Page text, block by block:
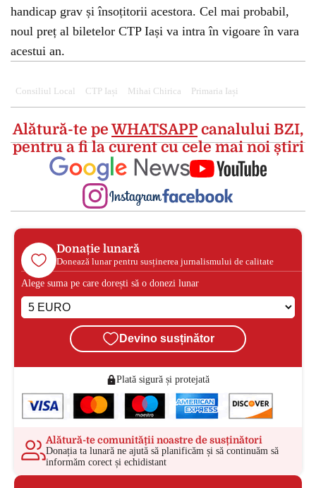
handicap grav și însoțitorii acestora. Cel mai probabil,
noul preț al biletelor CTP Iași va intra în vigoare în vara
acestui an.
Consiliul Local CTP Iași Mihai Chirica Primaria Iași
Alătură-te peWHATSAPPcanalului BZI,
pentru a fi la curent cu cele mai noi știri
Donație lunară
Donează lunar pentru susținerea jurnalismului de calitate
Alege suma pe care dorești să o donezi lunar
Devino susținător
Plată sigură și protejată
Alătură-te comunității noastre de susținători
Donația ta lunară ne ajută să planificăm și să continuăm să
informăm corect și echidistant